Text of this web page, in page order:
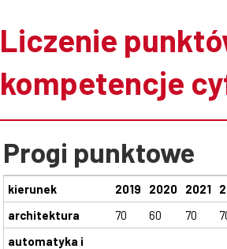
Liczenie
kompetencje
Progi punktowe
kierunek 2019 2020 2021
architektura
70 60 70
automatyka i